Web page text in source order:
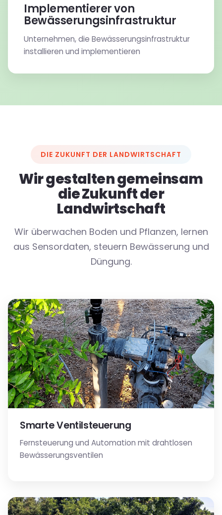
Implementierer von
Bewässerungsinfrastruktur
Unternehmen, die Bewässerungsinfrastruktur
installieren und implementieren
DIE ZUKUNFT DER LANDWIRTSCHAFT
Wir gestalten gemeinsam
die Zukunft der
Landwirtschaft
Wir überwachen Boden und Pflanzen, lernen
aus Sensordaten, steuern Bewässerung und
Düngung.
Smarte Ventilsteuerung
Fernsteuerung und Automation mit drahtlosen
Bewässerungsventilen